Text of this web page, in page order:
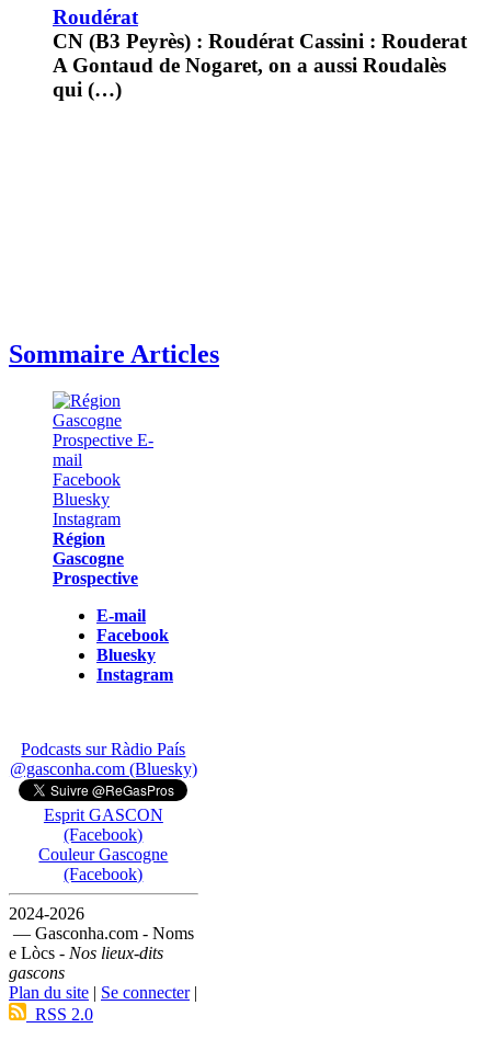
Roudérat
CN (B3 Peyrès) : Roudérat Cassini : Rouderat
A Gontaud de Nogaret, on a aussi Roudalès
qui (…)
Sommaire Articles
Région
Gascogne
Prospective
E-mail
Facebook
Bluesky
Instagram
Podcasts sur Ràdio País
@gasconha.com (Bluesky)
Esprit GASCON
(Facebook)
Couleur Gascogne
(Facebook)
2024-2026
— Gasconha.com - Noms
e Lòcs - Nos lieux-dits
gascons
Plan du site | Se connecter|
RSS 2.0